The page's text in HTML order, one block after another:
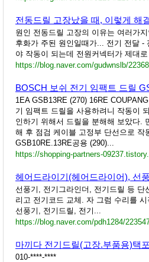
전동드릴 고장났을 때, 이렇게 해
원인 전동드릴 고장의 이유는 여러가
후화가 주된 원인일때가... 전기 전달 -
야 작동이 되는데 전원커넥터가 제대
https://blog.naver.com/gudwnslb/
BOSCH 보쉬 전기 임팩트 드릴
1EA GSB13RE (270) 16RE
기 임팩트 드릴을 사용하려니 작동이
인하기 위해서 드릴을 분해해 보았다.
해 후 점검 케이블 고정부 단선으로 작
GSB10RE.13RE공용 (290)...
https://shopping-partners-
선풍기, 전기그라인더, 전기드릴 등 단
리고 전기코드 교체. 자 그럼 수리를
선풍기, 전기드릴, 전기...
https://blog.naver.com/pdh1284/
마끼다 전기드릴(고장.부품용)택
010-****-****